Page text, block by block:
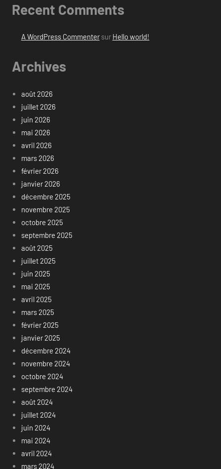
Recent Comments
A WordPress Commentersur Hello world!
Archives
août 2026
juillet 2026
juin 2026
mai 2026
avril 2026
mars 2026
février 2026
janvier 2026
décembre 2025
novembre 2025
octobre 2025
septembre 2025
août 2025
juillet 2025
juin 2025
mai 2025
avril 2025
mars 2025
février 2025
janvier 2025
décembre 2024
novembre 2024
octobre 2024
septembre 2024
août 2024
juillet 2024
juin 2024
mai 2024
avril 2024
mars 2024